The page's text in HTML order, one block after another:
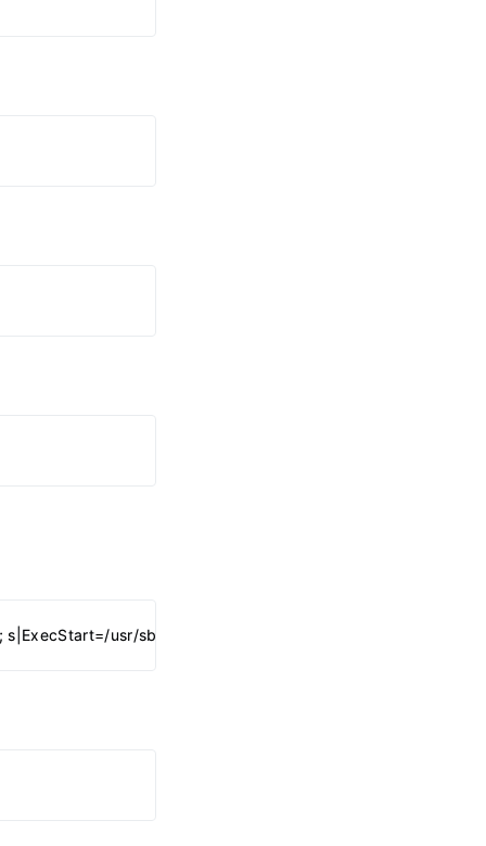
usr/sbin/sshd|ExecStart=/usr/local/sbin/sshd|;